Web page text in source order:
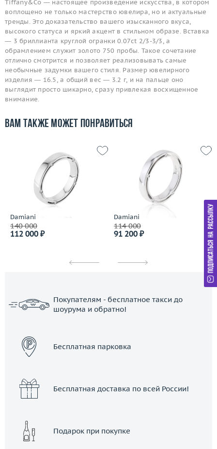
Tiffany&Co — настоящее произведение искусства, в котором
воплощено не только мастерство ювелира, но и актуальные
тренды. Это доказательство вашего изысканного вкуса,
высокого статуса и яркий акцент в стильном образе. Вставка
— 3 бриллианта круглой огранки 0.07ct 2/3-3/3, а
обрамлением служит золото 750 пробы. Такое сочетание
отлично смотрится и позволяет реализовывать самые
необычные задумки вашего стиля. Размер ювелирного
изделия — 16.5, а общий вес — 3.2 г, и на пальце оно
выглядит просто шикарно, сразу привлекая восхищенное
внимание.
Вам также может понравиться
Damiani
140 000
112 000 ₽
Damiani
114 000
91 200 ₽
Покупателям - бесплатное такси до
шоурума и обратно!
Бесплатная парковка
Бесплатная доставка по всей России!
Подарок при покупке